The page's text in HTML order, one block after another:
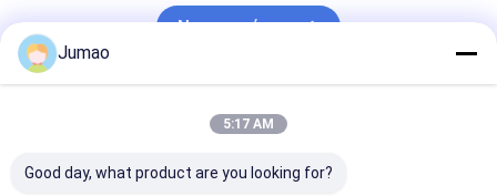
Να συνεχίσει
Jumao
5:17 AM
Good day, what product are you looking for?